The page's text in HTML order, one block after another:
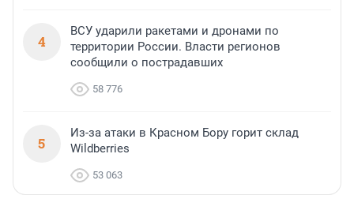
4
ВСУ ударили ракетами и дронами по
территории России. Власти регионов
сообщили о пострадавших
58 776
5
Из-за атаки в Красном Бору горит склад
Wildberries
53 063